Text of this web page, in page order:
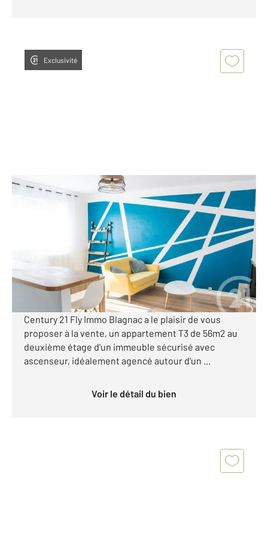
Exclusivité
TOULOUSE 31
, 3 pièces
Appartement T3 à vendre
177 000 €
Visiter le site dédié
TOULOUSE - Quartier Patte d'Oie Notre agence
Century 21 Fly Immo Blagnac a le plaisir de vous
proposer à la vente, un appartement T3 de 56m2 au
deuxième étage d'un immeuble sécurisé avec
ascenseur, idéalement agencé autour d'un ...
Voir le détail du bien